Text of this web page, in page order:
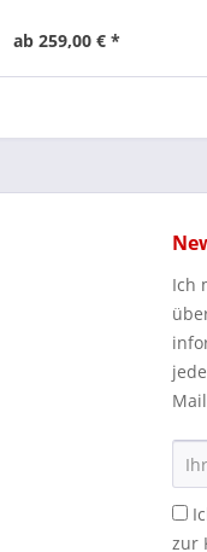
ab 259,00 € *
Ich
zur